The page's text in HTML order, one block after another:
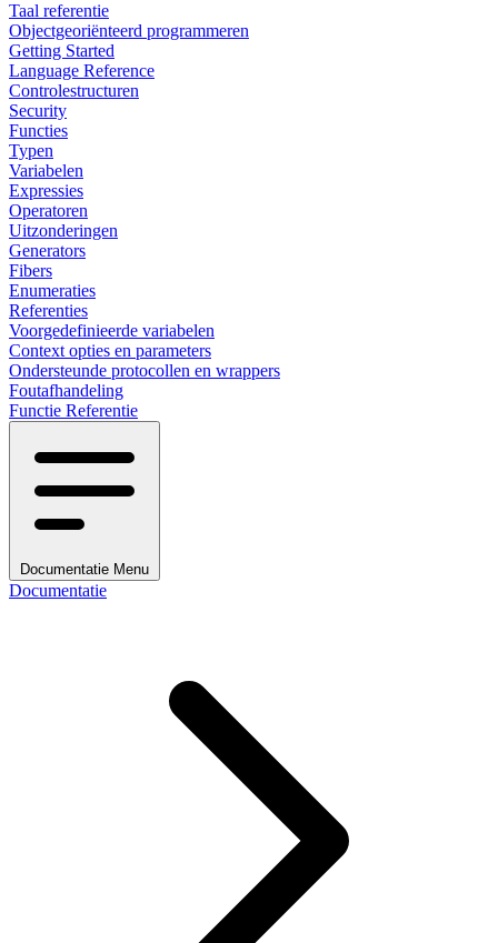
Taal referentie
Objectgeoriënteerd programmeren
Getting Started
Language Reference
Controlestructuren
Security
Functies
Typen
Variabelen
Expressies
Operatoren
Uitzonderingen
Generators
Fibers
Enumeraties
Referenties
Voorgedefinieerde variabelen
Context opties en parameters
Ondersteunde protocollen en wrappers
Foutafhandeling
Functie Referentie
Documentatie Menu
Documentatie